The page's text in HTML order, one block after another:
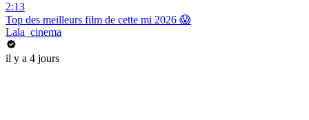
2:13
Top des meilleurs film de cette mi 2026 😱
Lala_cinema
il y a 4 jours